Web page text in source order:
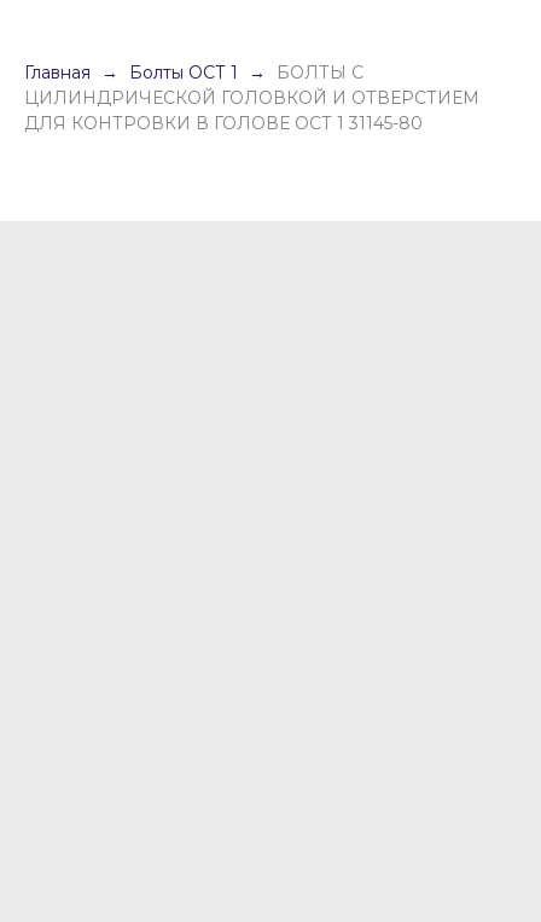
Главная Болты ОСТ 1
БОЛТЫ С
ЦИЛИНДРИЧЕСКОЙ ГОЛОВКОЙ И ОТВЕРСТИЕМ
ДЛЯ КОНТРОВКИ В ГОЛОВЕ ОСТ 1 31145-80